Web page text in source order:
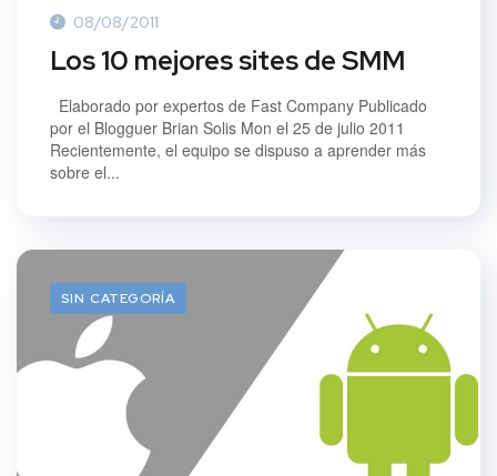
08/08/2011
Los 10 mejores sites de SMM
Elaborado por expertos de Fast Company Publicado
por el Blogguer Brian Solis Mon el 25 de julio 2011
Recientemente, el equipo se dispuso a aprender más
sobre el...
SIN CATEGORÍA